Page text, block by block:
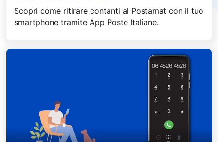
Scopri come ritirare contanti al Postamat con il tuo
smartphone tramite App Poste Italiane.